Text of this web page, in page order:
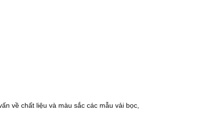
về chất liệu và màu sắc các mẫu vải bọc,